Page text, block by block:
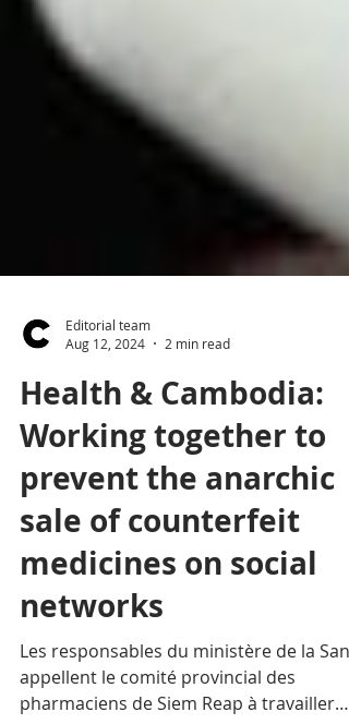
Editorial team
Aug 12, 2024
2 min read
Health & Cambodia:
Working together to
prevent the anarchic
sale of counterfeit
medicines on social
networks
Les responsables du ministère de la